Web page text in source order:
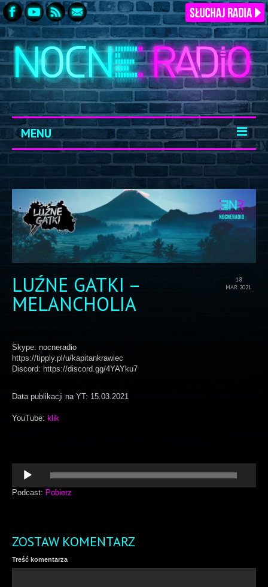
MENU
START
ARCHIWUM
KONTAKT
LOGOWANIE
18
MAR 2021
LUŹNE GATKI –
MELANCHOLIA
Skype: nocneradio
https://tipply.pl/u/kapitankrawiec
Discord: https://discord.gg/4YAYku7
Data publikacji na YT: 15.03.2021
YouTube: klik
Odtwarzacz
plików
dźwiękowych
Podcast: Pobierz
ZOSTAW KOMENTARZ
Treść komentarza